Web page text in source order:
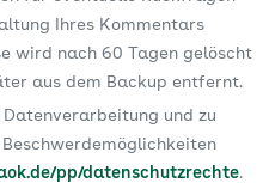
Ihres Kommentars
wird nach 60 Tagen gelöscht
aus dem Backup entfernt.
und zu
pp/datenschutzrechte.